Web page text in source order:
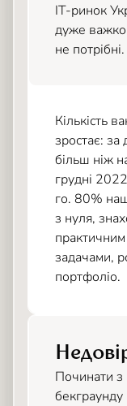
ІТ-ринок
дуже
не потрібні.
Кількість
зростає:
більш ніж
грудні
го. 80%
з нуля,
задачами,
портфоліо.
Починати з